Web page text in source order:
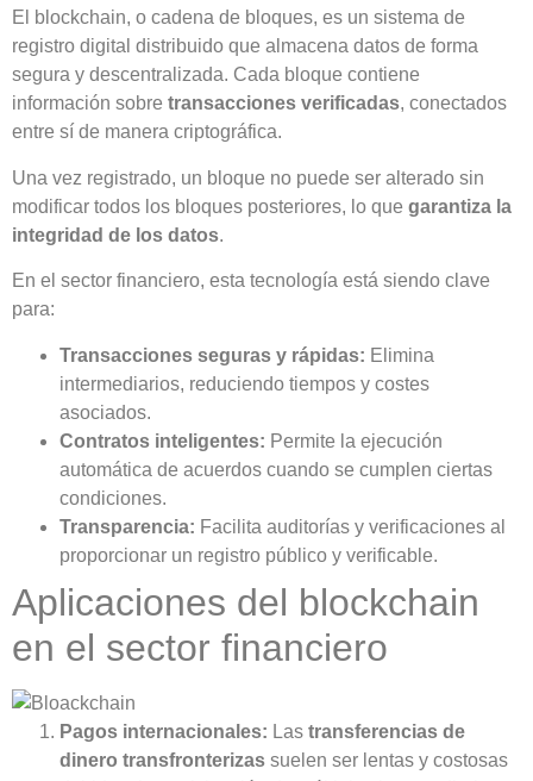
El blockchain, o cadena de bloques, es un sistema de
registro digital distribuido que almacena datos de forma
segura y descentralizada. Cada bloque contiene
información sobre transacciones verificadas, conectados
entre sí de manera criptográfica.
Una vez registrado, un bloque no puede ser alterado sin
modificar todos los bloques posteriores, lo que garantiza la
integridad de los datos.
En el sector financiero, esta tecnología está siendo clave
para:
Transacciones seguras y rápidas: Elimina
intermediarios, reduciendo tiempos y costes
asociados.
Contratos inteligentes: Permite la ejecución
automática de acuerdos cuando se cumplen ciertas
condiciones.
Transparencia: Facilita auditorías y verificaciones al
proporcionar un registro público y verificable.
Aplicaciones del blockchain
en el sector financiero
Pagos internacionales: Las transferencias de
dinero transfronterizas suelen ser lentas y costosas